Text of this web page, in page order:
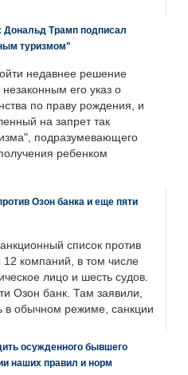
Дональд Трамп подписал
туризмом"
недавнее решение
его указ о
по праву рождения, и
на запрет так
подразумевающего
ребенком
Озон банка и еще пяти
список против
компаний, в том числе
лицо и шесть судов.
Озон банк. Там заявили,
в обычном режиме, санкции
осужденного бывшего
наших правил и норм